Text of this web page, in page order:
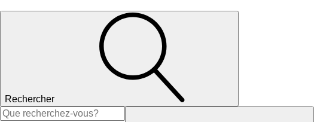
Rechercher
Rechercher :